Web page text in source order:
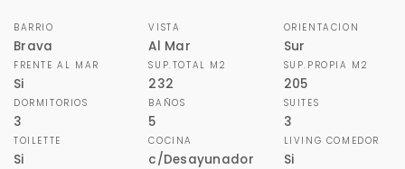
BARRIO
Brava
VISTA
Al Mar
ORIENTACION
Sur
FRENTE AL MAR
Si
SUP.TOTAL M2
232
SUP.PROPIA M2
205
DORMITORIOS
3
BAÑOS
5
SUITES
3
TOILETTE
Si
COCINA
c/Desayunador
LIVING COMEDOR
Si